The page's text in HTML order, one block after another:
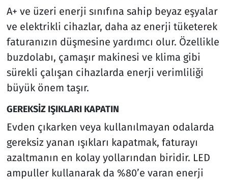
A+ ve üzeri enerji sınıfına sahip beyaz eşyalar
ve elektrikli cihazlar, daha az enerji tüketerek
faturanızın düşmesine yardımcı olur. Özellikle
buzdolabı, çamaşır makinesi ve klima gibi
sürekli çalışan cihazlarda enerji verimliliği
büyük önem taşır.
GEREKSİZ IŞIKLARI KAPATIN
Evden çıkarken veya kullanılmayan odalarda
gereksiz yanan ışıkları kapatmak, faturayı
azaltmanın en kolay yollarından biridir. LED
ampuller kullanarak da %80’e varan enerji